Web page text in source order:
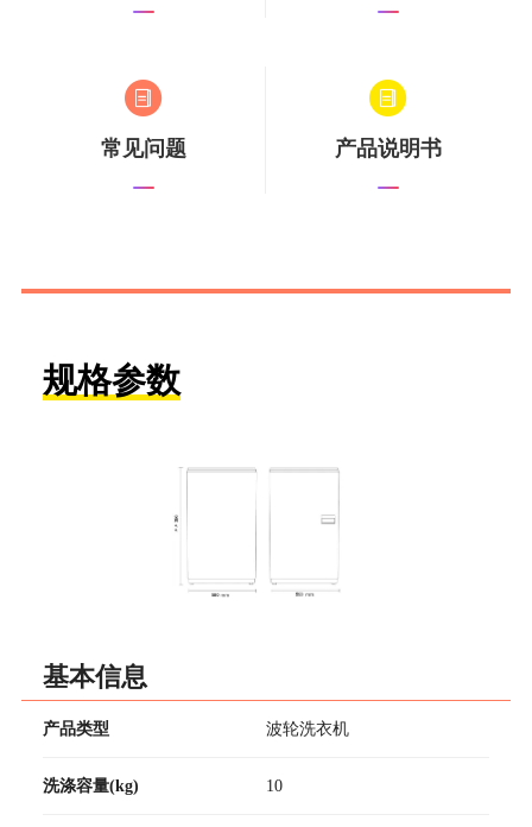
常见问题 产品说明书
规格参数
基本信息
产品类型 波轮洗衣机
洗涤容量(kg) 10